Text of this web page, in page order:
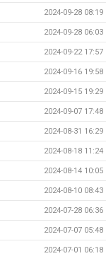
2024-09-28 08:19
2024-09-28 06:03
2024-09-22 17:57
2024-09-16 19:58
2024-09-15 19:29
2024-09-07 17:48
2024-08-31 16:29
2024-08-18 11:24
2024-08-14 10:05
2024-08-10 08:43
2024-07-28 06:36
2024-07-07 05:48
2024-07-01 06:18